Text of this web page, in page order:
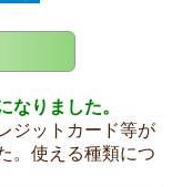
なりました。
ジットカード等が
。使える種類につ